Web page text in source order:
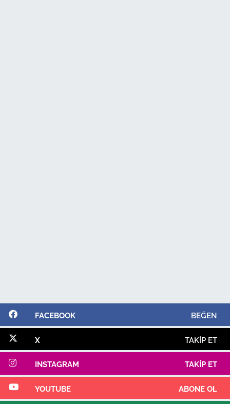
FACEBOOK BEĞEN
X TAKIP ET
INSTAGRAM TAKIP ET
YOUTUBE ABONE OL